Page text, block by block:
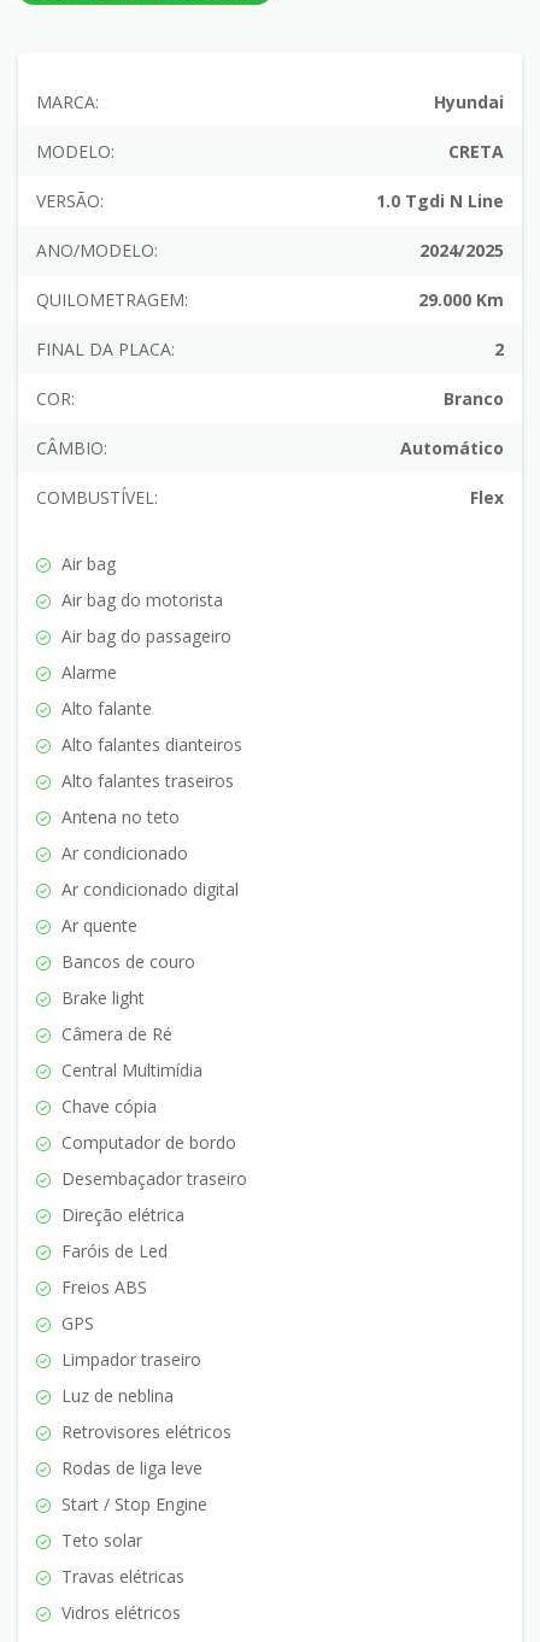
MARCA: Hyundai
MODELO: CRETA
VERSÃO: 1.0 Tgdi N Line
ANO/MODELO: 2024/2025
QUILOMETRAGEM: 29.000 Km
FINAL DA PLACA: 2
COR: Branco
CÂMBIO: Automático
COMBUSTÍVEL: Flex
Air bag
Air bag do motorista
Air bag do passageiro
Alarme
Alto falante
Alto falantes dianteiros
Alto falantes traseiros
Antena no teto
Ar condicionado
Ar condicionado digital
Ar quente
Bancos de couro
Brake light
Câmera de Ré
Central Multimídia
Chave cópia
Computador de bordo
Desembaçador traseiro
Direção elétrica
Faróis de Led
Freios ABS
GPS
Limpador traseiro
Luz de neblina
Retrovisores elétricos
Rodas de liga leve
Start / Stop Engine
Teto solar
Travas elétricas
Vidros elétricos